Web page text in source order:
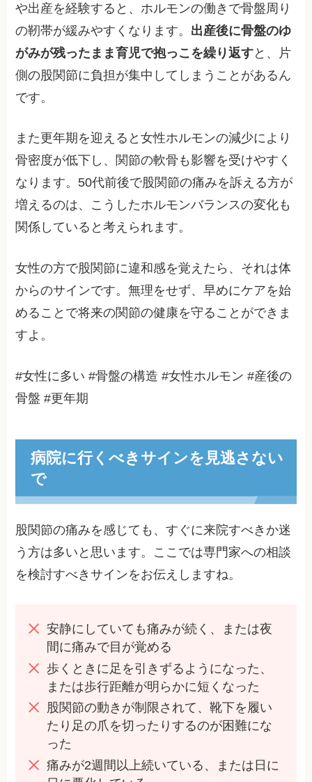
や出産を経験すると、ホルモンの働きで骨盤周り
の靭帯が緩みやすくなります。 出産後に骨盤のゆ
がみが残ったまま育児で抱っこを繰り返すと、片
側の股関節に負担が集中してしまうことがあるん
です。
また更年期を迎えると女性ホルモンの減少により
骨密度が低下し、関節の軟骨も影響を受けやすく
なります。50代前後で股関節の痛みを訴える方が
増えるのは、こうしたホルモンバランスの変化も
関係していると考えられます。
女性の方で股関節に違和感を覚えたら、それは体
からのサインです。無理をせず、早めにケアを始
めることで将来の関節の健康を守ることができま
すよ。
#女性に多い #骨盤の構造 #女性ホルモン #産後の
骨盤 #更年期
病院に行くべきサインを見逃さない
で
股関節の痛みを感じても、すぐに来院すべきか迷
う方は多いと思います。ここでは専門家への相談
を検討すべきサインをお伝えしますね。
安静にしていても痛みが続く、または夜
間に痛みで目が覚める
歩くときに足を引きずるようになった、
または歩行距離が明らかに短くなった
股関節の動きが制限されて、靴下を履い
たり足の爪を切ったりするのが困難にな
った
痛みが2週間以上続いている、または日に